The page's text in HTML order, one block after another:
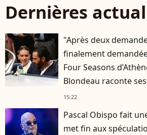
Dernières
"Après deux
finalement
Four Seasons
Blondeau raconte
15:22
Pascal Obispo fait
met fin aux